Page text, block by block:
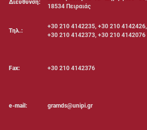
Διεύθυνση:
18534 Πειραιάς
Τηλ.:
+30 210 4142235, +30 210 4142426,
+30 210 4142373, +30 210 4142076
Fax: +30 210 4142376
e-mail: gramds@unipi.gr